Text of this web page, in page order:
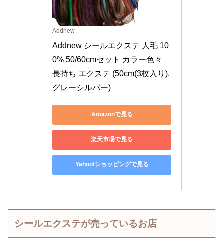
Addnew
Addnew シールエクステ 人毛 10
0% 50/60cmセット カラー色々
長持ち エクステ (50cm(3枚入り),
グレーシルバー)
Amazonで見る
楽天市場で見る
Yahoo!ショッピングで見る
シールエクステが売っているお店